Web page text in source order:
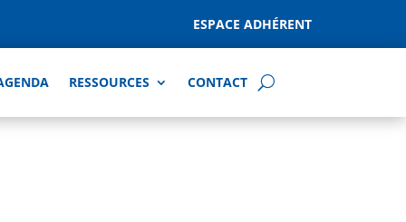
ESPACE ADHÉRENT
RESSOURCES CONTACT